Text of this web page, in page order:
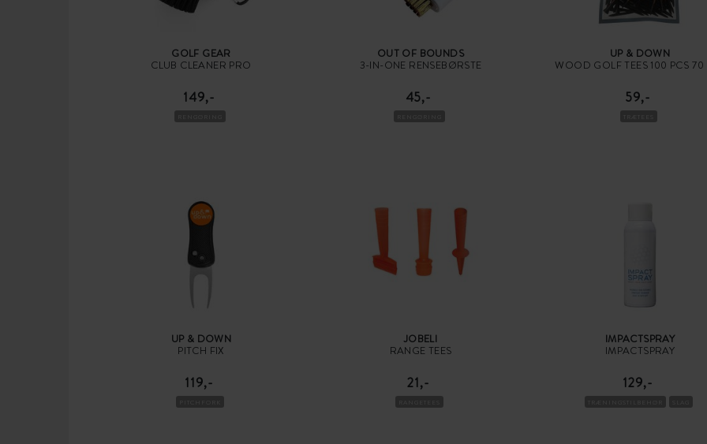
GOLF GEAR
CLUB CLEANER PRO
149,-
OUT OF BOUNDS
3-IN-ONE RENSEBØRSTE
45,-
UP & DOWN
WOOD GOLF TEES 100 PCS
59,-
UP & DOWN
PITCH FIX
119,-
JOBELI
RANGE TEES
21,-
IMPACTSPRAY
IMPACTSPRAY
129,-